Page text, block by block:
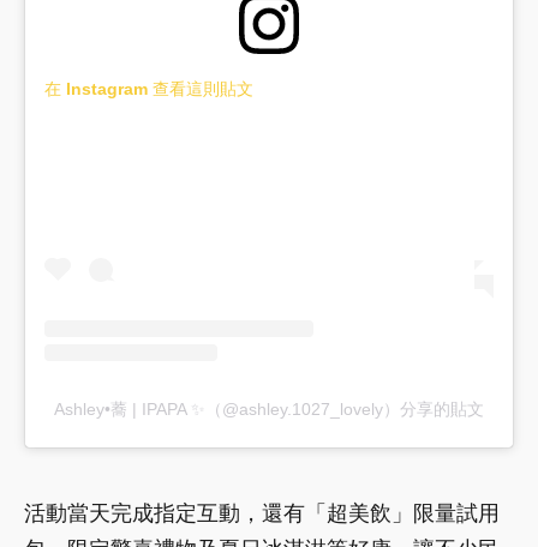
在 Instagram 查看這則貼文
Ashley•蕎 | IPAPA ✨（@ashley.1027_lovely）分享的貼文
活動當天完成指定互動，還有「超美飲」限量試用